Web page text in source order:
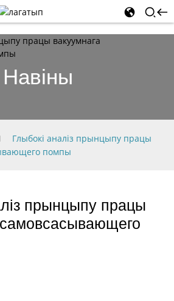
Навіны
Глыбокі аналіз прынцыпу працы
помпы
прынцыпу працы